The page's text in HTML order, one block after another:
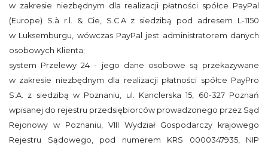
w zakresie niezbędnym dla realizacji płatności spółce PayPal
(Europe) S.à r.l. & Cie, S.C.A z siedzibą pod adresem L-1150
w Luksemburgu, wówczas PayPal jest administratorem danych
osobowych Klienta;
system Przelewy 24 - jego dane osobowe są przekazywane
w zakresie niezbędnym dla realizacji płatności spółce PayPro
S.A. z siedzibą w Poznaniu, ul. Kanclerska 15, 60-327 Poznań
wpisanej do rejestru przedsiębiorców prowadzonego przez Sąd
Rejonowy w Poznaniu, VIII Wydział Gospodarczy krajowego
Rejestru Sądowego, pod numerem KRS 0000347935, NIP